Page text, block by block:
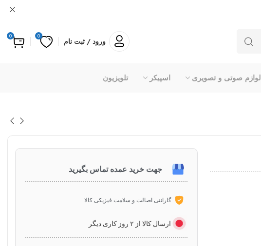
ورود / ثبت نام
0
0
لوازم صوتی و تصویری اسپیکر تلویزیون
جهت خرید عمده تماس بگیرید
گارانتی اصالت و سلامت فیزیکی کالا
ارسال کالا از ۲ روز کاری دیگر